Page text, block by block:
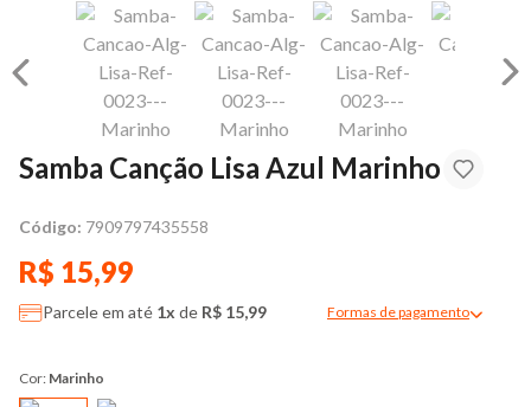
Samba Canção Lisa Azul Marinho
Código: 7909797435558
R$ 15,99
Parcele em até 1x de R$ 15,99 Formas de pagamento
Cor: Marinho